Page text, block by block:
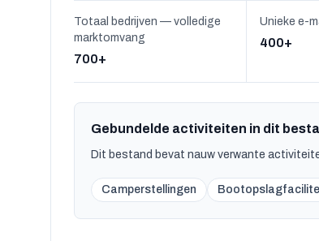
Totaal bedrijven — volledige
marktomvang
700+
Unieke e-
400+
Gebundelde activiteiten in dit
Dit bestand bevat nauw verwante
Camperstellingen